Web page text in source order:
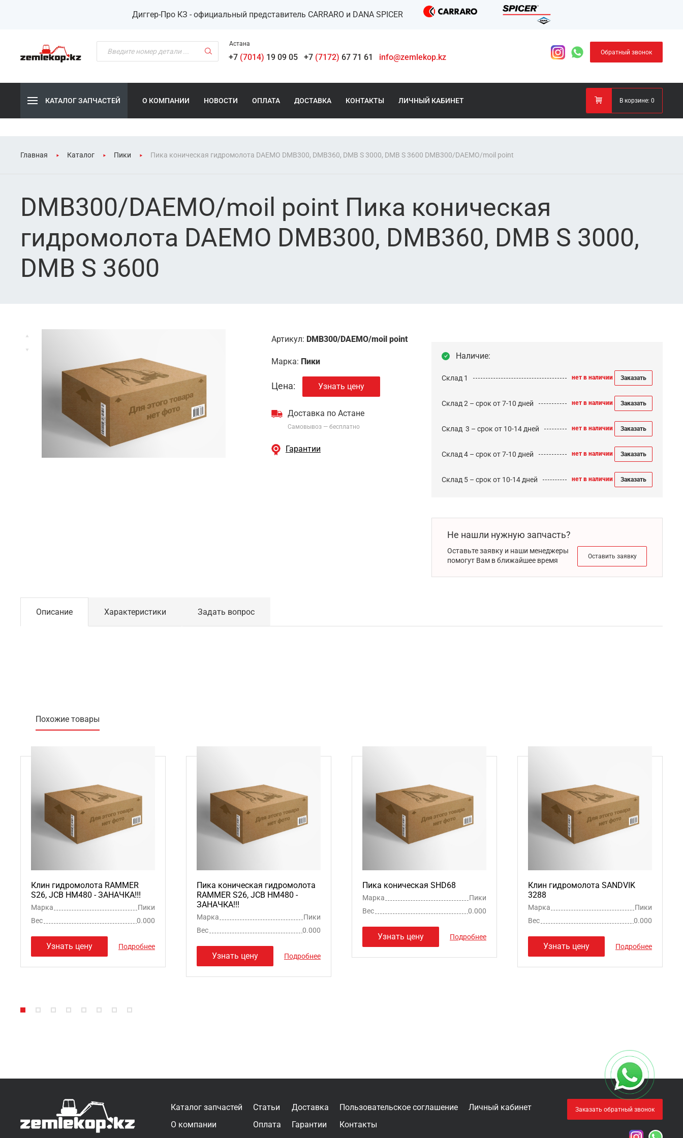
Диггер-Про КЗ - официальный представитель CARRARO и DANA SPICER
Астана
+7 (7014) 19 09 05 +7 (7172) 67 71 61 info@zemlekop.kz Обратный звонок
КАТАЛОГ ЗАПЧАСТЕЙ О КОМПАНИИ НОВОСТИ ОПЛАТА ДОСТАВКА КОНТАКТЫ ЛИЧНЫЙ КАБИНЕТ В корзине: 0
Главная Каталог Пики Пика коническая гидромолота DAEMO DMB300, DMB360, DMB S 3000, DMB S 3600 DMB300/DAEMO/moil point
DMB300/DAEMO/moil point Пика коническая
гидромолота DAEMO DMB300, DMB360, DMB S 3000,
DMB S 3600
Артикул: DMB300/DAEMO/moil point
Марка: Пики
Цена: Узнать цену
Доставка по Астане
Самовывоз — бесплатно
Гарантии
Наличие:
Склад 1 нет в наличии Заказать
Склад 2 – срок от 7-10 дней нет в наличии Заказать
Cклад 3 – срок от 10-14 дней нет в наличии Заказать
Склад 4 – срок от 7-10 дней нет в наличии Заказать
Склад 5 – срок от 10-14 дней нет в наличии Заказать
Не нашли нужную запчасть?
Оставьте заявку и наши менеджеры
помогут Вам в ближайшее время
Оставить заявку
Описание Характеристики Задать вопрос
Похожие товары
Клин гидромолота RAMMER
S26, JCB HM480 - ЗАНАЧКА!!!
Марка
Пики
Вес
0.000
Узнать цену Подробнее
Пика коническая гидромолота
RAMMER S26, JCB HM480 -
ЗАНАЧКА!!!
Марка
Пики
Вес
0.000
Узнать цену Подробнее
Пика коническая SHD68
Марка
Пики
Вес
0.000
Узнать цену Подробнее
Клин гидромолота SANDVIK
3288
Марка
Пики
Вес
0.000
Узнать цену Подробнее
Каталог запчастей
О компании
Статьи
Оплата
Доставка
Гарантии
Пользовательское соглашение
Контакты
Личный кабинет Заказать обратный звонок